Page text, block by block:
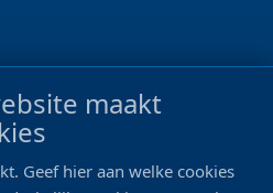
CONTACT maakt
Geef hier aan welke cookies